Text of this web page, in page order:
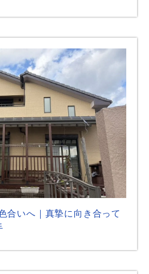
合いへ｜真摯に向き合って